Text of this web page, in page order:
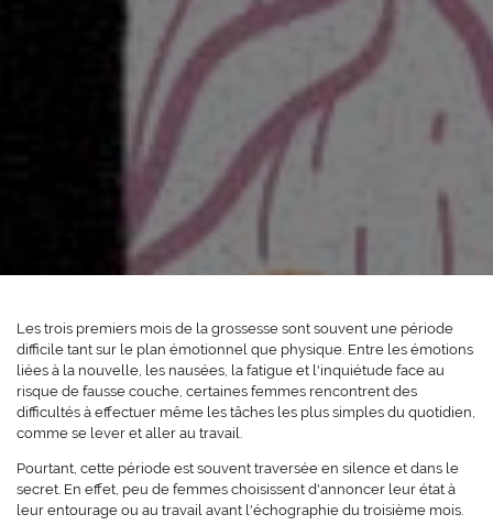
Les trois premiers mois de la grossesse sont souvent une période
difficile tant sur le plan émotionnel que physique. Entre les émotions
liées à la nouvelle, les nausées, la fatigue et l'inquiétude face au
risque de fausse couche, certaines femmes rencontrent des
difficultés à effectuer même les tâches les plus simples du quotidien,
comme se lever et aller au travail.
Pourtant, cette période est souvent traversée en silence et dans le
secret. En effet, peu de femmes choisissent d'annoncer leur état à
leur entourage ou au travail avant l'échographie du troisième mois.